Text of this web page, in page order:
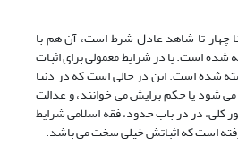
چهار تا شاهد عادل شرط است، آن هم با
است. یا در شرایط معمولی برای اثبات
شده است. این در حالی است که در دنیا
شود یا حکم برایش می خوانند، و عدالت
در در باب حدود، فقه اسلامی شرایط
است که اثباتش خیلی سخت می باشد.